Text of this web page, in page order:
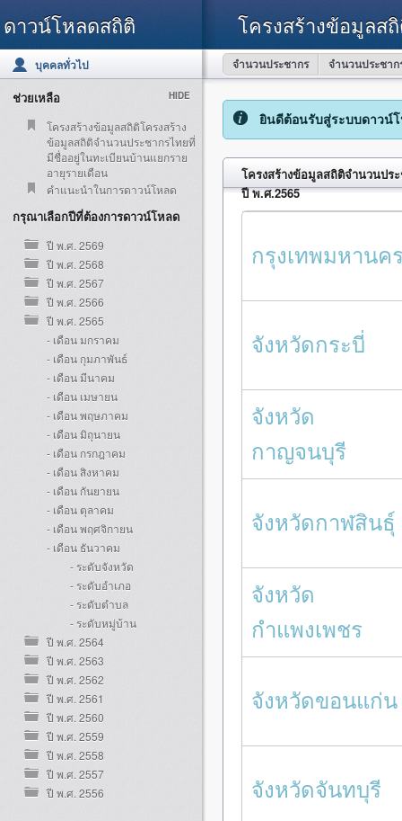
ดาวน์โหลดสถิติ โครงสร้างข้อมูลส
บุคคลทั่วไป จำนวนประชากร จำนวนประชาก
ช่วยเหลือ HIDE
โครงสร้างข้อมูลสถิติโครงสร้าง
ข้อมูลสถิติจำนวนประชากรไทยที่
มีชื่ออยู่ในทะเบียนบ้านแยกราย
อายุรายเดือน
คำแนะนำในการดาวน์โหลด
กรุณาเลือกปีที่ต้องการดาวน์โหลด
ปี พ.ศ. 2569
ปี พ.ศ. 2568
ปี พ.ศ. 2567
ปี พ.ศ. 2566
ปี พ.ศ. 2565
- เดือน มกราคม
- เดือน กุมภาพันธ์
- เดือน มีนาคม
- เดือน เมษายน
- เดือน พฤษภาคม
- เดือน มิถุนายน
- เดือน กรกฎาคม
- เดือน สิงหาคม
- เดือน กันยายน
- เดือน ตุลาคม
- เดือน พฤศจิกายน
- เดือน ธันวาคม
- ระดับจังหวัด
- ระดับอำเภอ
- ระดับตำบล
- ระดับหมู่บ้าน
ปี พ.ศ. 2564
ปี พ.ศ. 2563
ปี พ.ศ. 2562
ปี พ.ศ. 2561
ปี พ.ศ. 2560
ปี พ.ศ. 2559
ปี พ.ศ. 2558
ปี พ.ศ. 2557
ปี พ.ศ. 2556
ยินดีต้อนรับสู่ระบบดาวน์
โครงสร้างข้อมูลสถิติจำนวนปร
ปี พ.ศ.2565
กรุงเทพมหานค
จังหวัดกระบี่
จังหวัด
กาญจนบุรี
จังหวัดกาฬสินธุ์
จังหวัด
กำแพงเพชร
จังหวัดขอนแก่น
จังหวัดจันทบุรี